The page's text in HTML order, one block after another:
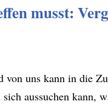
musst:
von uns kann in die
aussuchen kann,